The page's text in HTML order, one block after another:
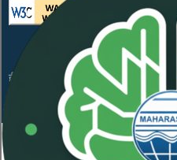
ही वेबसाइट WCAG 2.1 लेव्हल AA
संकेतस्थळावरील माहितीचा